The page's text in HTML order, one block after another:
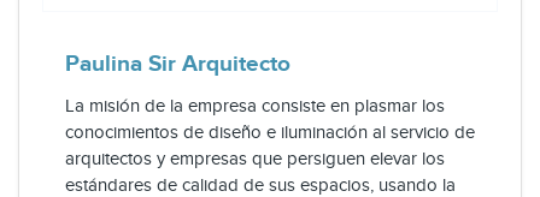
Paulina Sir Arquitecto
La misión de la empresa consiste en plasmar los
conocimientos de diseño e iluminación al servicio de
arquitectos y empresas que persiguen elevar los
estándares de calidad de sus espacios, usando la